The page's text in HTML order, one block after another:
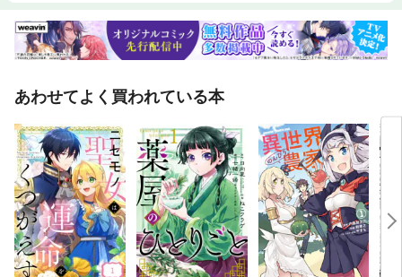
あわせてよく買われている本